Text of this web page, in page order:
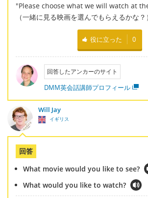
"Please choose what we will watch at
（一緒に見る映画を選んでもらえるかな？）
役に立った 0
回答したアンカーのサイト
DMM英会話講師プロフィール
Will Jay
イギリス
回答
What movie would you like to see?
What would you like to watch?